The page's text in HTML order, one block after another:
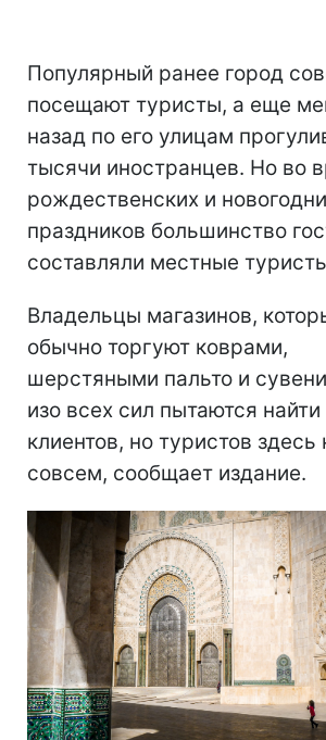
Популярный ранее город
посещают туристы, а еще
назад по его улицам
тысячи иностранцев. Но во
рождественских и
праздников большинство
составляли местные
Владельцы магазинов,
обычно торгуют коврами,
шерстяными пальто и
изо всех сил пытаются найти
клиентов, но туристов здесь
совсем, сообщает издание.